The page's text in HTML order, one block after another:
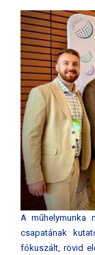
A műhelymunka
csapatának
fókuszált, rövid